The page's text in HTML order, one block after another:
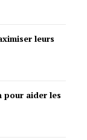
leurs
pour aider les